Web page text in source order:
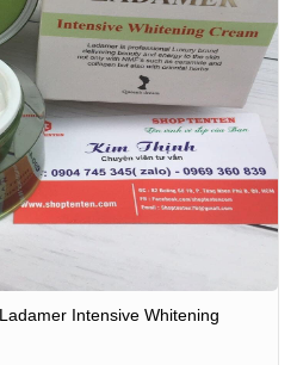
Intensive Whitening